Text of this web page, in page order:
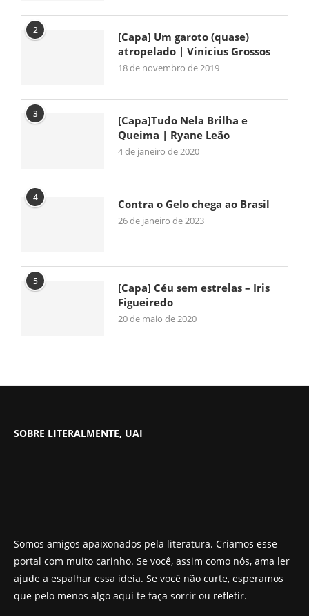
2
[Capa] Um garoto (quase)
atropelado | Vinicius Grossos
18 de novembro de 2019
3
[Capa]Tudo Nela Brilha e
Queima | Ryane Leão
4 de janeiro de 2020
4 Contra o Gelo chega ao Brasil
26 de janeiro de 2023
5
[Capa] Céu sem estrelas – Iris
Figueiredo
20 de maio de 2020
SOBRE LITERALMENTE, UAI
Somos amigos apaixonados pela literatura. Criamos esse
portal com muito carinho. Se você, assim como nós, ama ler
ajude a espalhar essa ideia. Se você não curte, esperamos
que pelo menos algo aqui te faça sorrir ou refletir.